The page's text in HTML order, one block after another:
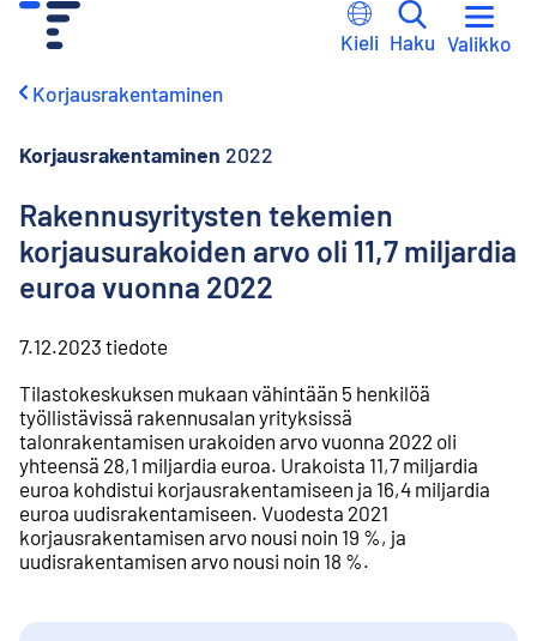
Kieli Haku Valikko
Korjausrakentaminen
Korjausrakentaminen 2022
Rakennusyritysten tekemien
korjausurakoiden arvo oli 11,7 miljardia
euroa vuonna 2022
7.12.2023 tiedote
Tilastokeskuksen mukaan vähintään 5 henkilöä
työllistävissä rakennusalan yrityksissä
talonrakentamisen urakoiden arvo vuonna 2022 oli
yhteensä 28,1 miljardia euroa. Urakoista 11,7 miljardia
euroa kohdistui korjausrakentamiseen ja 16,4 miljardia
euroa uudisrakentamiseen. Vuodesta 2021
korjausrakentamisen arvo nousi noin 19 %, ja
uudisrakentamisen arvo nousi noin 18 %.